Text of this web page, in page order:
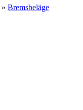
» Bremsbeläge